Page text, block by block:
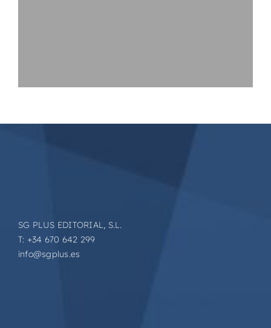
SG PLUS EDITORIAL, S.L.
T: +34 670 642 299
info@sgplus.es